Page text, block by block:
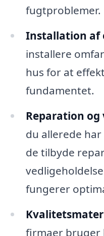
fugtproblemer.
Installation af
installere
hus for at
fundamentet.
Reparation og
du allerede
de tilbyde
fungerer
firmaer bruger